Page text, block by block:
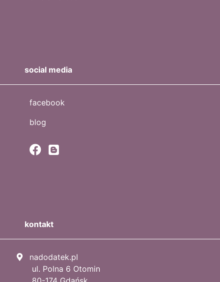
social media
facebook
blog
kontakt
nadodatek.pl
ul. Polna 6 Otomin